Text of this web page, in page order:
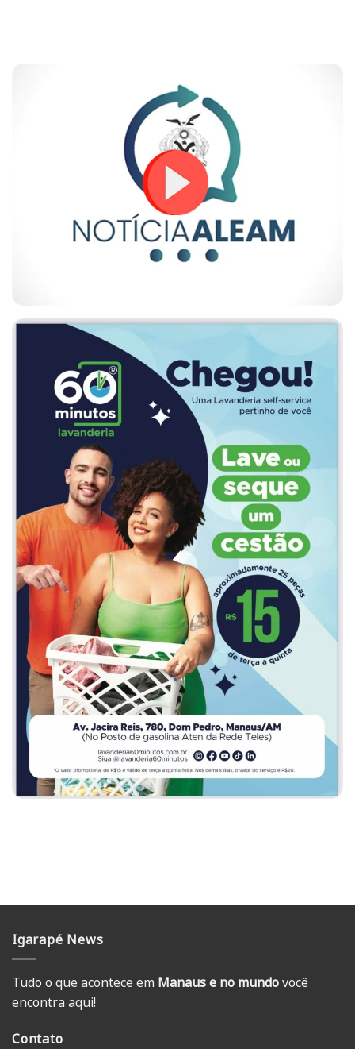
Igarapé News
Tudo o que acontece em Manaus e no mundovocê
encontra aqui!
Contato